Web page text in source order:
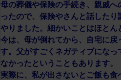
母の葬儀や保険の手続き、親戚
ったので、保険やさんと話した
やりました。細かいことはほとん
今は、母が倒れてから、自宅に戻
す。父がすごくネガティブにな
なかったということもあります。
実際に、私が出さないとご飯も